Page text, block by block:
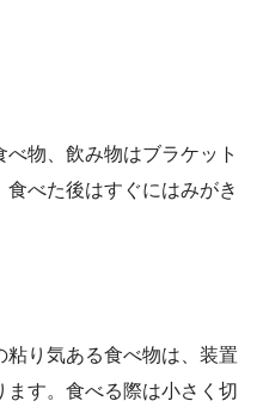
物、飲み物はブラケット
べた後はすぐにはみがき
り気ある食べ物は、装置
す。食べる際は小さく切